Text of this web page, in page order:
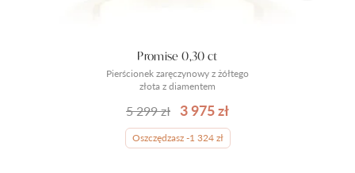
Pierścionek zaręczynowy z żółtego
złota z diamentem
Promise 0,30 ct
5 299 zł 3 975 zł
Oszczędzasz -1 324 zł